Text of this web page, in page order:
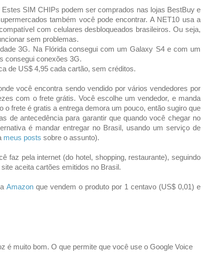
SIM CHIPs podem ser comprados nas lojas BestBuy e
também você pode encontrar. A NET10 usa a
com celulares desbloqueados brasileiros. Ou seja,
sem problemas.
3G. Na Flórida consegui com um Galaxy S4 e com um
consegui conexões 3G.
US$ 4,95 cada cartão, sem créditos.
você encontra sendo vendido por vários vendedores por
com o frete grátis. Você escolhe um vendedor, e manda
o frete é gratis a entrega demora um pouco, então sugiro que
de antecedência para garantir que quando você chegar no
é mandar entregar no Brasil, usando um serviço de
meus posts sobre o assunto).
pela internet (do hotel, shopping, restaurante), seguindo
aceita cartões emitidos no Brasil.
Amazon que vendem o produto por 1 centavo (US$ 0,01) e
bom. O que permite que você use o Google Voice